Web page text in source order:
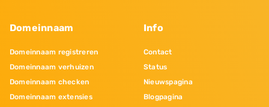
Domeinnaam
Domeinnaam registreren
Domeinnaam verhuizen
Domeinnaam checken
Domeinnaam extensies
Info
Contact
Status
Nieuwspagina
Blogpagina